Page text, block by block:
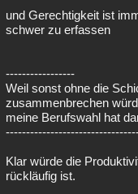
und Gerechtigkeit ist
schwer zu erfassen
-----------------
Weil sonst ohne die
zusammenbrechen
meine Berufswahl hat
Klar würde die
rückläufig ist.